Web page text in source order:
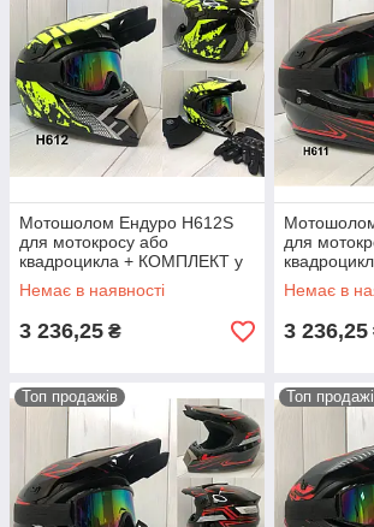
Мотошолом Ендуро H612S
для мотокросу або
квадроцикла + КОМПЛЕКТ у
Подарунок (Окуляри,
Рукавички, Маска)
Немає в наявності
3 236,25 ₴
для
Подарунок
Немає в
3 236,25
Топ продажів Топ